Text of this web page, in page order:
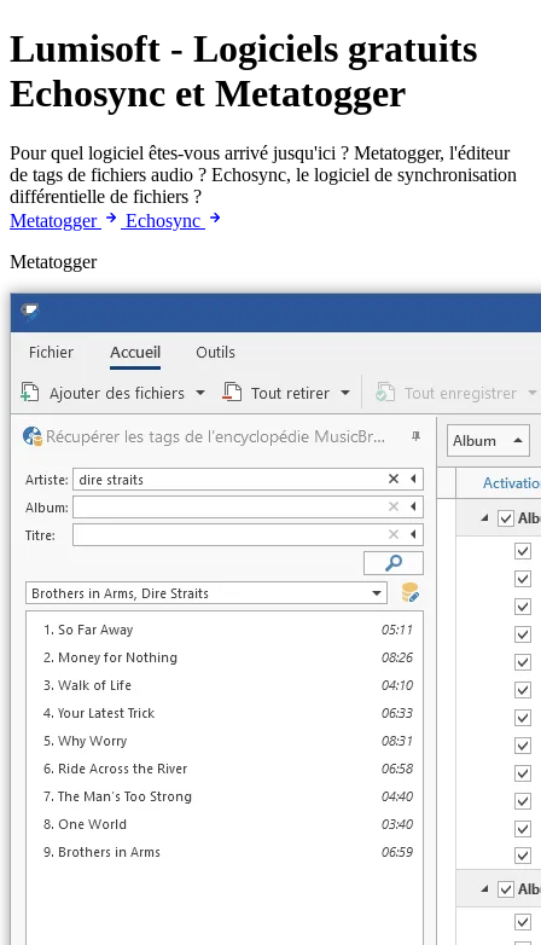
Lumisoft - Logiciels gratuits
Echosync et Metatogger
Pour quel logiciel êtes-vous arrivé jusqu'ici ? Metatogger, l'éditeur
de tags de fichiers audio ? Echosync, le logiciel de synchronisation
différentielle de fichiers ?
Metatogger
Echosync
Metatogger